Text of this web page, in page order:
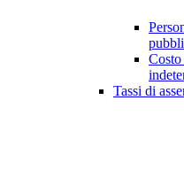
Costo
Tassi di